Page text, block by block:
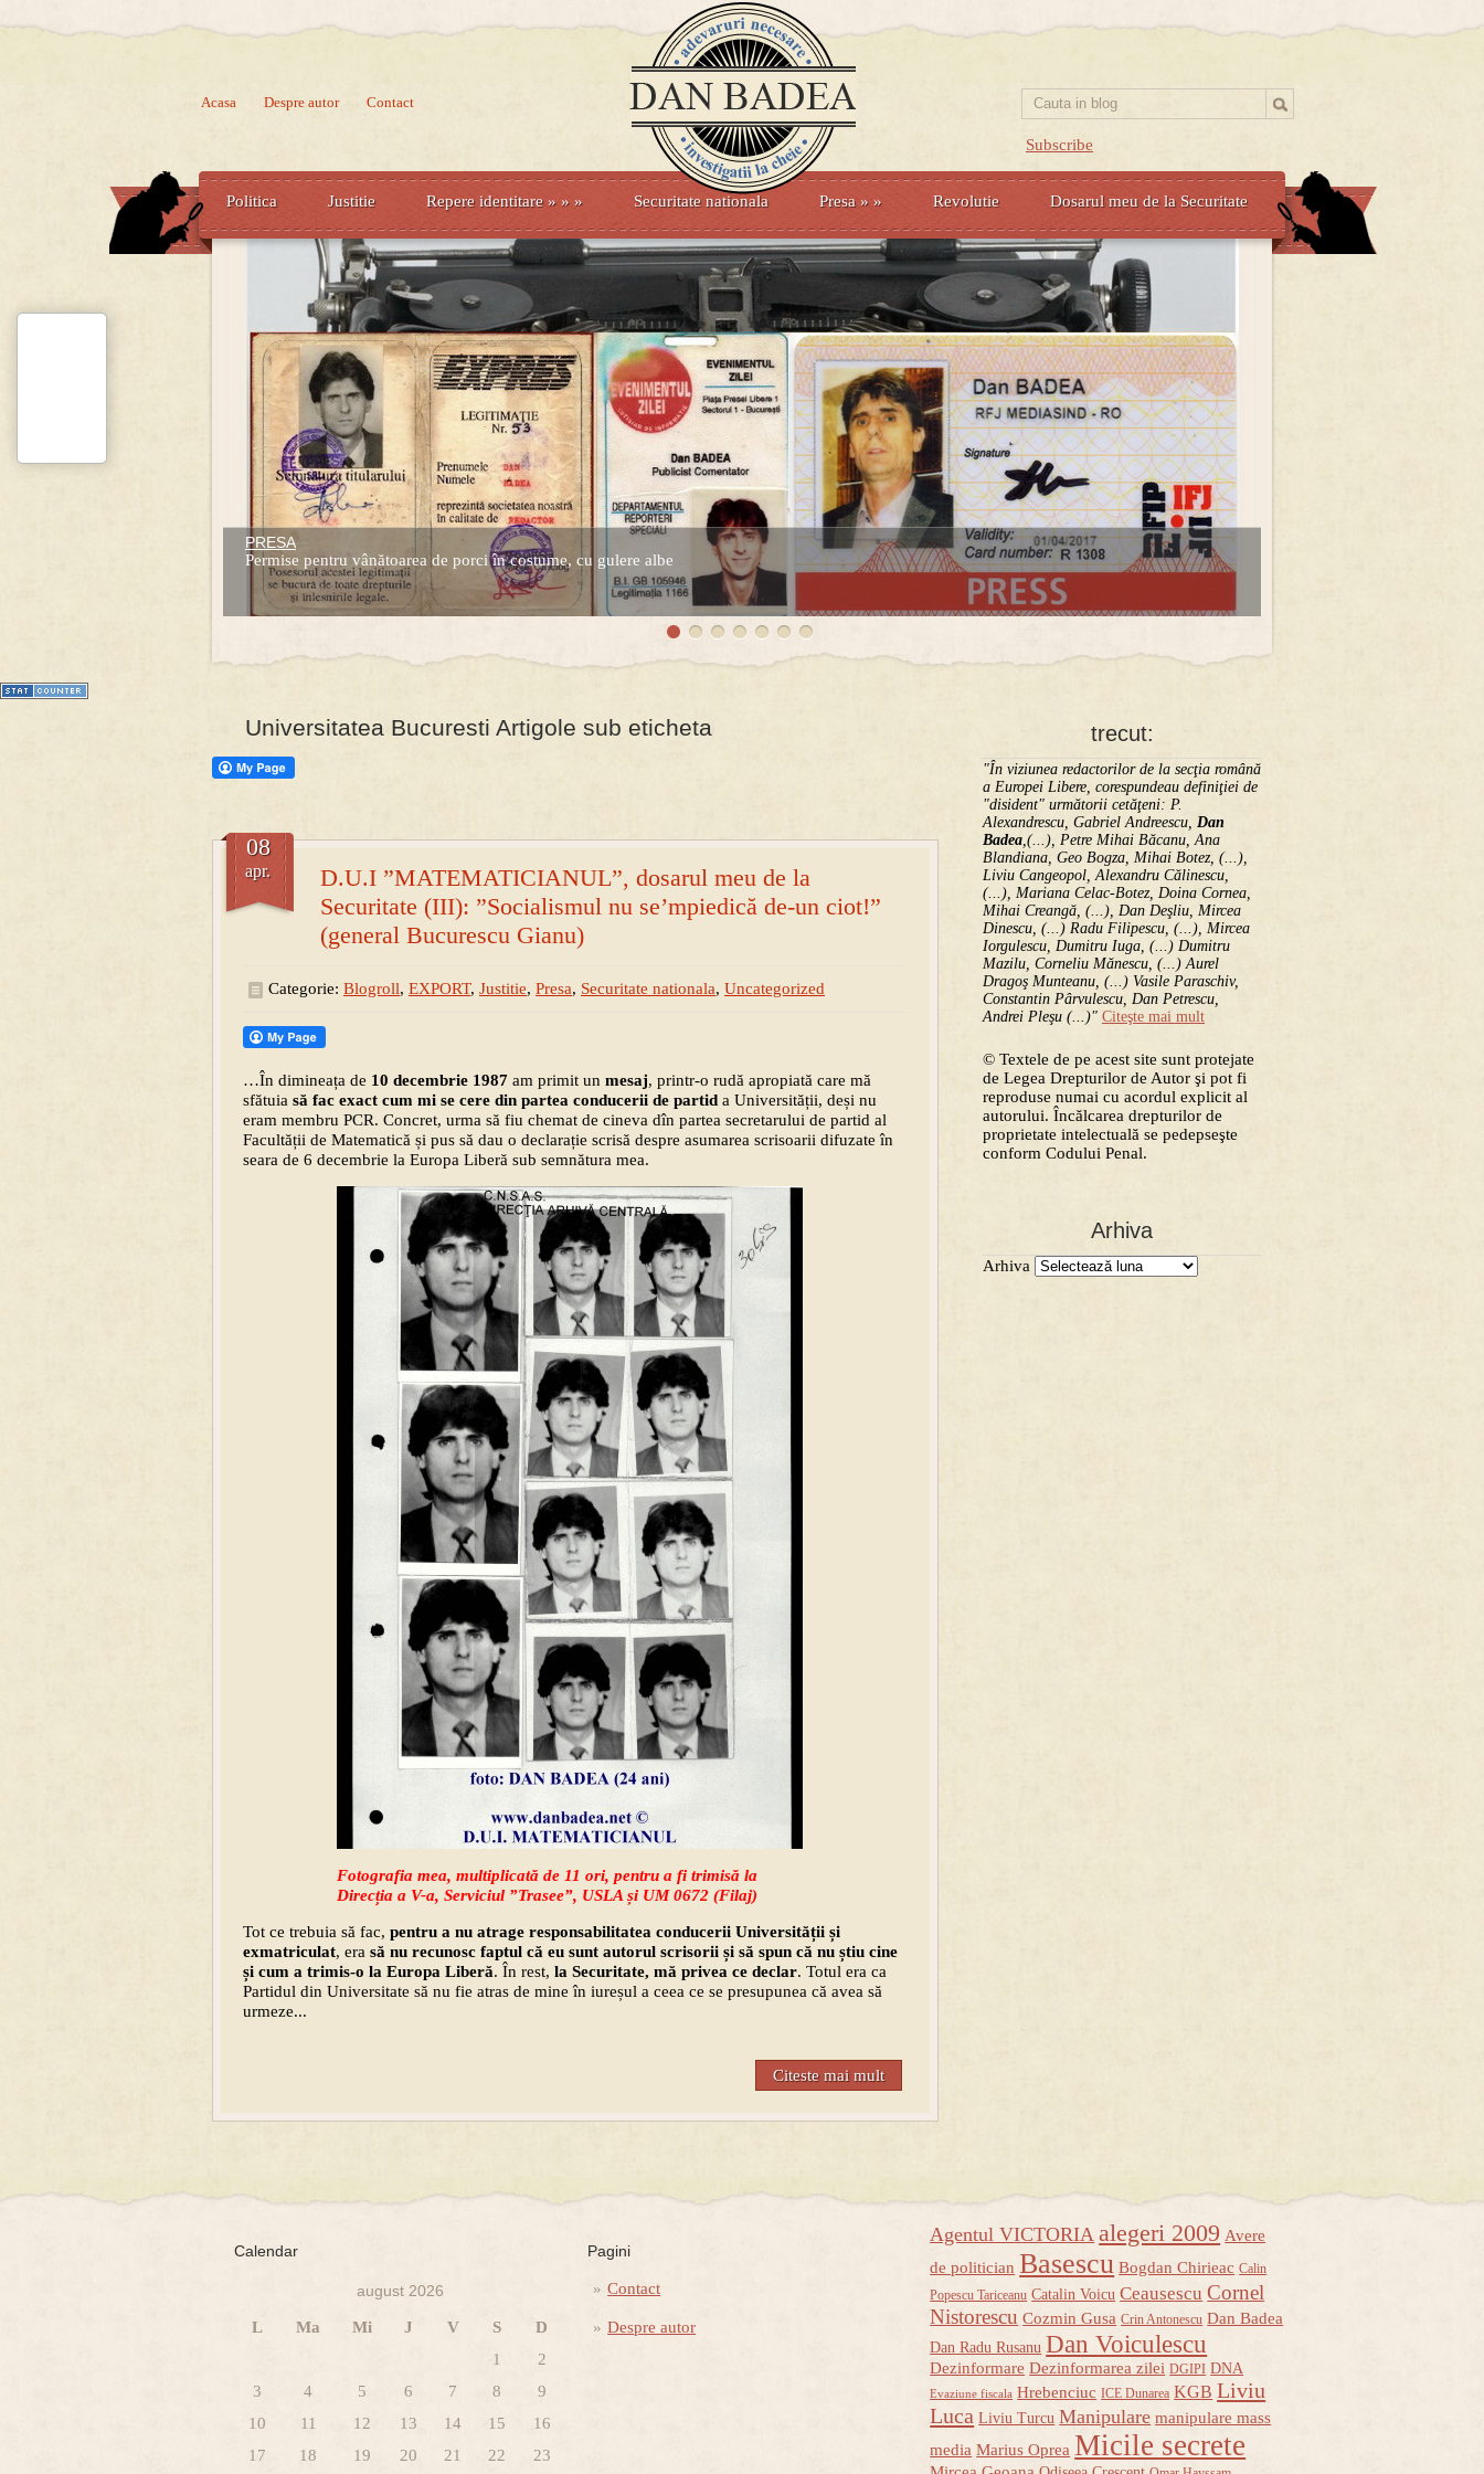
Subscribe
Acasa Despre autor Contact
Politica Justitie Repere identitare » » » Securitate nationala Presa » » Revolutie Dosarul meu de la Securitate
PRESA
Permise pentru vânătoarea de porci în costume, cu gulere albe
Prima mea carte publicata (Nemira)
Averea Presedintelui: prima lucrare despre controversatele conturi secrete ale Securitatii.
trecut:
"În viziunea redactorilor de la secţia română
a Europei Libere, corespundeau definiţiei de
"disident" următorii ce­tă­ţeni: P.
Alexandrescu, Gabriel Andreescu, Dan
Badea,(...), Petre Mihai Băcanu, Ana
Blandiana, Geo Bogza, Mihai Botez, (...),
Liviu Cangeopol, Alexandru Călinescu,
(...), Mariana Celac-Botez, Doina Cornea,
Mihai Creangă, (...), Dan Deşliu, Mircea
Dinescu, (...) Radu Filipescu, (...), Mircea
Iorgulescu, Dumitru Iuga, (...) Dumitru
Mazilu, Corneliu Mănescu, (...) Aurel
Dragoş Munteanu, (...) Vasile Paraschiv,
Constantin Pârvulescu, Dan Petrescu,
Andrei Pleşu (...)" Citeşte mai mult
© Textele de pe acest site sunt protejate
de Legea Drepturilor de Autor şi pot fi
reproduse numai cu acordul explicit al
autorului. Încălcarea drepturilor de
proprietate intelectuală se pedepseşte
conform Codului Penal.
Arhiva
Arhiva
Universitatea Bucuresti Artigole sub eticheta
D.U.I ”MATEMATICIANUL”, dosarul meu de la
Securitate (III): ”Socialismul nu se’mpiedică de-un ciot!”
(general Bucurescu Gianu)
08
apr.
Categorie: Blogroll, EXPORT, Justitie, Presa, Securitate nationala, Uncategorized
…În dimineața de 10 decembrie 1987 am primit un mesaj, printr-o rudă apropiată care mă
sfătuia să fac exact cum mi se cere din partea conducerii de partid a Universității, deși nu
eram membru PCR. Concret, urma să fiu chemat de cineva dîn partea secretarului de partid al
Facultății de Matematică și pus să dau o declarație scrisă despre asumarea scrisoarii difuzate în
seara de 6 decembrie la Europa Liberă sub semnătura mea.
Fotografia mea, multiplicată de 11 ori, pentru a fi trimisă la
Direcția a V-a, Serviciul ”Trasee”, USLA și UM 0672 (Filaj)
Tot ce trebuia să fac, pentru a nu atrage responsabilitatea conducerii Universității și
exmatriculat, era să nu recunosc faptul că eu sunt autorul scrisorii și să spun că nu știu cine
și cum a trimis-o la Europa Liberă. În rest, la Securitate, mă privea ce declar. Totul era ca
Partidul din Universitate să nu fie atras de mine în iureșul a ceea ce se presupunea că avea să
urmeze...
Citeste mai mult
Calendar
august 2026
L Ma Mi J V S
D
1
2
3
4 5 6 7 8
9
10
11 12 13 14 15
16
17
18 19 20 21 22 23
Pagini
Contact
Despre autor
Agentul VICTORIA alegeri 2009 Avere
de politician Basescu Bogdan Chirieac Calin
Popescu Tariceanu Catalin Voicu Ceausescu Cornel
Nistorescu Cozmin Gusa Crin Antonescu Dan Badea
Dan Radu Rusanu Dan Voiculescu
Dezinformare Dezinformarea zilei DGIPI DNA
Evaziune fiscala Hrebenciuc ICE Dunarea KGB Liviu
Luca Liviu Turcu Manipulare manipulare mass
media Marius Oprea Micile secrete